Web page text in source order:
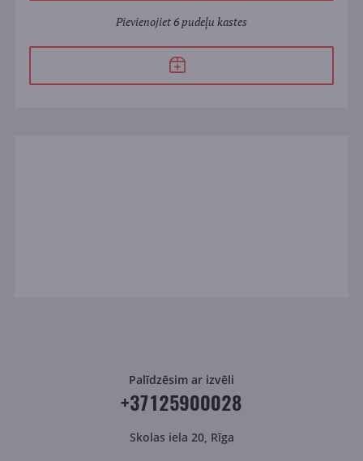
Pievienojiet 6 pudeļu kastes
Palīdzēsim ar izvēli
+37125900028
Skolas iela 20, Rīga